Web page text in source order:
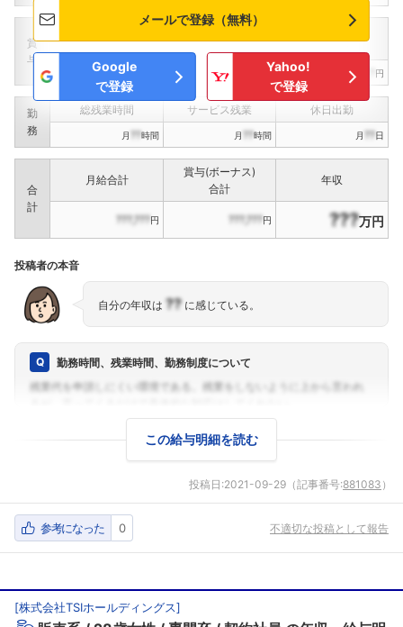
賞
与
インセンティブ賞与
決算賞与
???,??? ???,??? 円 ???,??? 円
勤
務
総残業時間 サービス残業 休日出勤
月 ??時間 月 ??時間 月 ??日
合
計
月給合計
賞与(ボーナス)
合計
年収
???,???円 ???,???円 ???万円
メールで登録（無料）
Google
で登録
Yahoo!
で登録
投稿者の本音
自分の年収は ??に感じている。
勤務時間、残業時間、勤務制度について
この給与明細を読む
投稿日:2021-09-29 （記事番号:881083 ）
参考になった 0 不適切な投稿として報告
[株式会社TSIホールディングス]